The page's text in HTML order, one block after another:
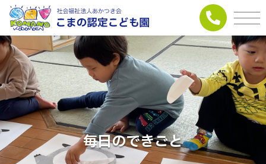
毎日のできごと